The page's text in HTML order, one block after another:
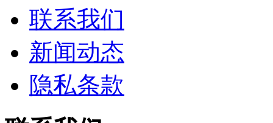
联系我们
新闻动态
隐私条款